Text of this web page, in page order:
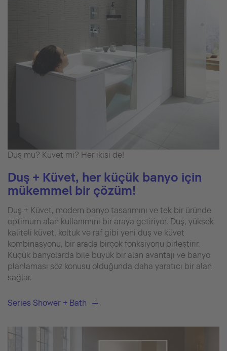
Duş mu? Küvet mi? Her ikisi de!
Duş + Küvet, her küçük banyo için
mükemmel bir çözüm!
Duş + Küvet, modern banyo tasarımını ve tek bir üründe
optimum alan kullanımını bir araya getiriyor. Duş, yüksek
kaliteli küvet, koltuk ve raf gibi yeni duş ve küvet
kombinasyonu, bir arada birçok fonksiyonu birleştirir.
Küçük banyolarda bile büyük bir alan avantajı ve banyo
planlaması söz konusu olduğunda daha yaratıcı bir alan
sağlar.
Series Shower + Bath